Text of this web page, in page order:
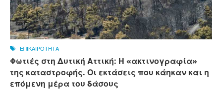
ΕΠΙΚΑΙΡΟΤΗΤΑ
Φωτιές στη Δυτική Αττική: Η «ακτινογραφία»
της καταστροφής. Οι εκτάσεις που κάηκαν και η
επόμενη μέρα του δάσους